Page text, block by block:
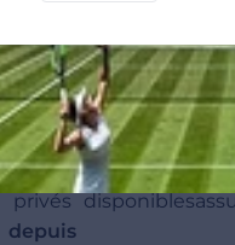
Location
de jets
privés
depuis
20 000
appareils
disponibles